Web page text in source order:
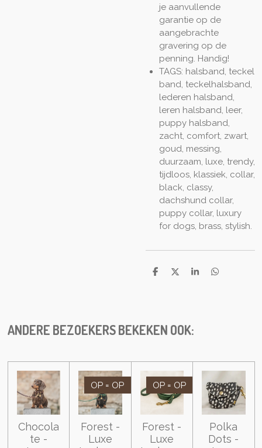
je aanvullende
garantie op de
aangebrachte
gravering op de
penning. Handig!
TAGS: halsband, teckel
band, teckelhalsband,
lederen halsband,
leren halsband, leer,
puppy halsband,
zacht, comfort, zwart,
goud, messing,
duurzaam, luxe, trendy,
tijdloos, klassiek, collar,
black, classy,
dachshund collar,
puppy collar, luxury
for dogs, brass, stylish.
D
D
S
D
ANDERE BEZOEKERS BEKEKEN OOK:
Chocola
te -
OP = OP
Forest -
Luxe
OP = OP
Forest -
Luxe
Polka
Dots -